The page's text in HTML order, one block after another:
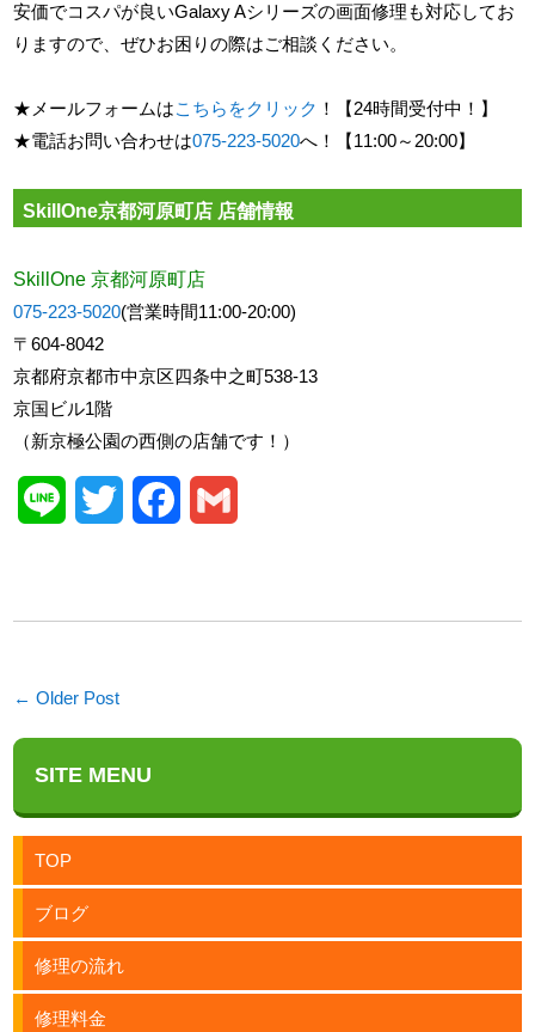
SITE MENU
TOP
ブログ
修理の流れ
修理料金
安価でコスパが良いGalaxy Aシリーズの画面修理も対応してお
りますので、ぜひお困りの際はご相談ください。
★メールフォームはこちらをクリック ！【24時間受付中！】
★電話お問い合わせは075-223-5020へ！【11:00～20:00】
SkillOne京都河原町店 店舗情報
SkillOne 京都河原町店
075-223-5020(営業時間11:00-20:00)
〒604-8042
京都府京都市中京区四条中之町538-13
京国ビル1階
（新京極公園の西側の店舗です！）
Line Twitter Facebook
← Older Post